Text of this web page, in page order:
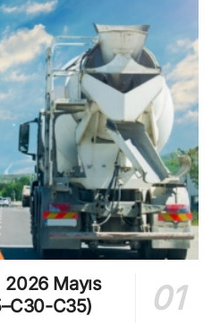
2026 Mayıs
C35)